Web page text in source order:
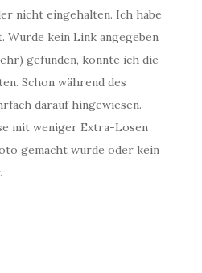
nicht eingehalten. Ich habe
Wurde kein Link angegeben
gefunden, konnte ich die
Schon während des
darauf hingewiesen.
mit weniger Extra-Losen
gemacht wurde oder kein